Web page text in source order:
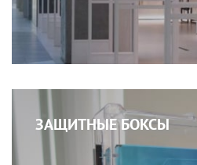
ЗАЩИТНЫЕ БОКСЫ